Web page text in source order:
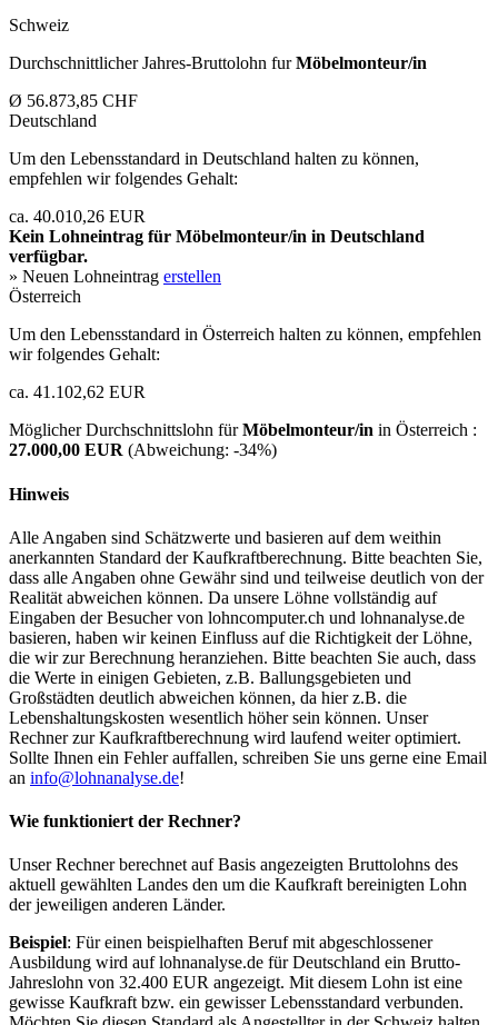
Schweiz
Durchschnittlicher Jahres-Bruttolohn furMöbelmonteur/in
Ø 56.873,85 CHF
Deutschland
Um den Lebensstandard in Deutschland halten zu können,
empfehlen wir folgendes Gehalt:
ca. 40.010,26 EUR
Kein Lohneintrag für Möbelmonteur/in in Deutschland
verfügbar.
» Neuen Lohneintrag erstellen
Österreich
Um den Lebensstandard in Österreich halten zu können, empfehlen
wir folgendes Gehalt:
ca. 41.102,62 EUR
Möglicher Durchschnittslohn fürMöbelmonteur/in in Österreich :
27.000,00 EUR (Abweichung: -34%)
Hinweis
Alle Angaben sind Schätzwerte und basieren auf dem weithin
anerkannten Standard der Kaufkraftberechnung. Bitte beachten Sie,
dass alle Angaben ohne Gewähr sind und teilweise deutlich von der
Realität abweichen können. Da unsere Löhne vollständig auf
Eingaben der Besucher von lohncomputer.ch und lohnanalyse.de
basieren, haben wir keinen Einfluss auf die Richtigkeit der Löhne,
die wir zur Berechnung heranziehen. Bitte beachten Sie auch, dass
die Werte in einigen Gebieten, z.B. Ballungsgebieten und
Großstädten deutlich abweichen können, da hier z.B. die
Lebenshaltungskosten wesentlich höher sein können. Unser
Rechner zur Kaufkraftberechnung wird laufend weiter optimiert.
Sollte Ihnen ein Fehler auffallen, schreiben Sie uns gerne eine Email
an info@lohnanalyse.de!
Wie funktioniert der Rechner?
Unser Rechner berechnet auf Basis angezeigten Bruttolohns des
aktuell gewählten Landes den um die Kaufkraft bereinigten Lohn
der jeweiligen anderen Länder.
Beispiel: Für einen beispielhaften Beruf mit abgeschlossener
Ausbildung wird auf lohnanalyse.de für Deutschland ein Brutto-
Jahreslohn von 32.400 EUR angezeigt. Mit diesem Lohn ist eine
gewisse Kaufkraft bzw. ein gewisser Lebensstandard verbunden.